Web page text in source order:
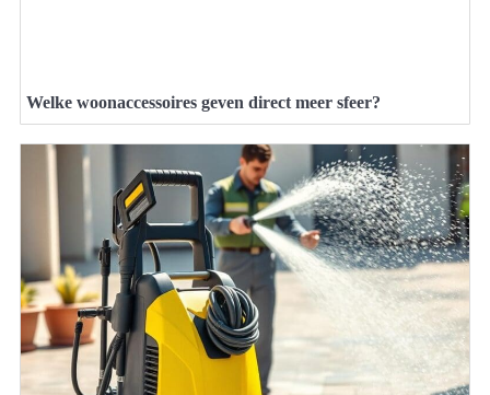
Welke woonaccessoires geven direct meer sfeer?